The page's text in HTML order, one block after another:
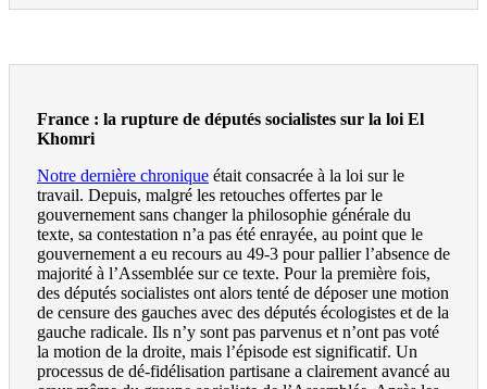
France : la rupture de députés socialistes sur la loi El
Khomri
Notre dernière chronique était consacrée à la loi sur le
travail. Depuis, malgré les retouches offertes par le
gouvernement sans changer la philosophie générale du
texte, sa contestation n’a pas été enrayée, au point que le
gouvernement a eu recours au 49-3 pour pallier l’absence de
majorité à l’Assemblée sur ce texte. Pour la première fois,
des députés socialistes ont alors tenté de déposer une motion
de censure des gauches avec des députés écologistes et de la
gauche radicale. Ils n’y sont pas parvenus et n’ont pas voté
la motion de la droite, mais l’épisode est significatif. Un
processus de dé-fidélisation partisane a clairement avancé au